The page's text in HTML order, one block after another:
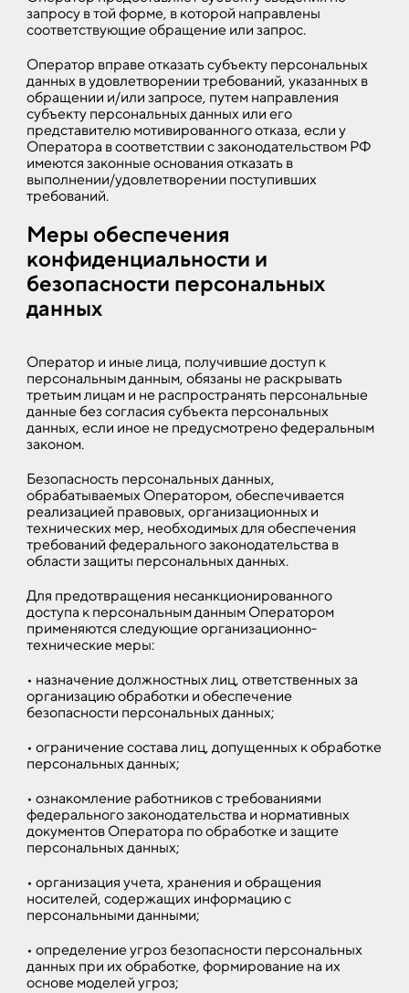
запросу в той форме, в которой направлены
соответствующие обращение или запрос.
Оператор вправе отказать субъекту персональных
данных в удовлетворении требований, указанных в
обращении и/или запросе, путем направления
субъекту персональных данных или его
представителю мотивированного отказа, если у
Оператора в соответствии с законодательством РФ
имеются законные основания отказать в
выполнении/удовлетворении поступивших
требований.
Меры обеспечения
конфиденциальности и
безопасности персональных
данных
Оператор и иные лица, получившие доступ к
персональным данным, обязаны не раскрывать
третьим лицам и не распространять персональные
данные без согласия субъекта персональных
данных, если иное не предусмотрено федеральным
законом.
Безопасность персональных данных,
обрабатываемых Оператором, обеспечивается
реализацией правовых, организационных и
технических мер, необходимых для обеспечения
требований федерального законодательства в
области защиты персональных данных.
Для предотвращения несанкционированного
доступа к персональным данным Оператором
применяются следующие организационно-
технические меры:
• назначение должностных лиц, ответственных за
организацию обработки и обеспечение
безопасности персональных данных;
• ограничение состава лиц, допущенных к обработке
персональных данных;
• ознакомление работников с требованиями
федерального законодательства и нормативных
документов Оператора по обработке и защите
персональных данных;
• организация учета, хранения и обращения
носителей, содержащих информацию с
персональными данными;
• определение угроз безопасности персональных
данных при их обработке, формирование на их
основе моделей угроз;